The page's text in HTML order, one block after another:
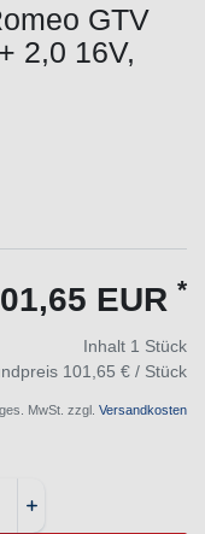
GTV
2,0 16V,
EUR *
Inhalt 1 Stück
101,65 € / Stück
MwSt. zzgl. Versandkosten